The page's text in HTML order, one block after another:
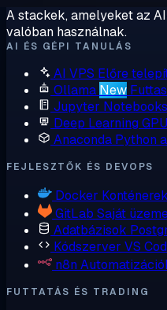
A stackek, amelyeket az
valóban használnak.
AI ÉS GÉPI TANULÁS
AI VPS Előre
Ollama New
Jupyter Notebooks
Deep Learning GPU
Anaconda Python
FEJLESZTŐK ÉS DEVOPS
Docker
GitLab Saját
Adatbázisok
Kódszerver VS
n8n
FUTTATÁS ÉS TRADING